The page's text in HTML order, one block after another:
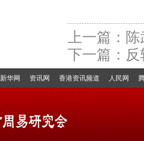
上一篇： 陈
下一篇：
新华网 资讯网 香港资讯频道 人民网